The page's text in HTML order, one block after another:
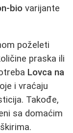
bio varijante
poželeti
praska ili
Lovca na
i vraćaju
Takođe,
sa domaćim